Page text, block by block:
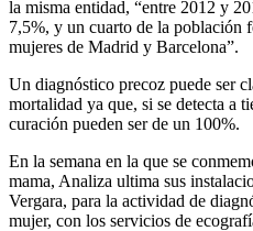
la misma entidad, “entre 2012 y
7,5%, y un cuarto de la población
mujeres de Madrid y Barcelona”.
Un diagnóstico precoz puede ser
mortalidad ya que, si se detecta a
curación pueden ser de un 100%.
En la semana en la que se
mama, Analiza ultima sus
Vergara, para la actividad de
mujer, con los servicios de